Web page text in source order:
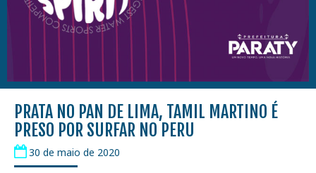
PRATA NO PAN DE LIMA, TAMIL MARTINO É
PRESO POR SURFAR NO PERU
30 de maio de 2020